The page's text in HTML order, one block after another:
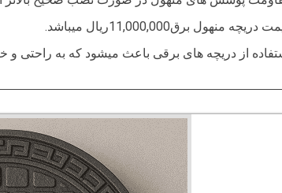
دریچه منهول برق11,000,000ریال میباشد.
از دریچه های برقی باعث میشود که به راحتی و